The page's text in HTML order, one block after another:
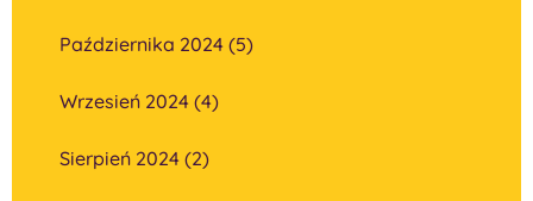
Października 2024 (5)
Wrzesień 2024 (4)
Sierpień 2024 (2)